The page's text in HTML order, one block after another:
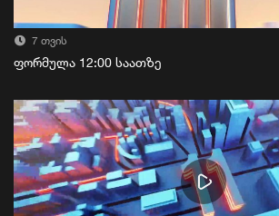
7 თვის
ფორმულა 12:00 საათზე